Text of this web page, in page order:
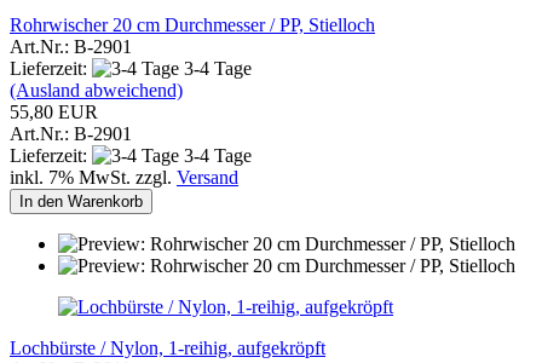
Rohrwischer 20 cm Durchmesser / PP, Stielloch
Art.Nr.: B-2901
Lieferzeit:
3-4 Tage
(Ausland abweichend)
55,80 EUR
Art.Nr.: B-2901
Lieferzeit:
3-4 Tage
inkl. 7% MwSt. zzgl. Versand
In den Warenkorb
Lochbürste / Nylon, 1-reihig, aufgekröpft